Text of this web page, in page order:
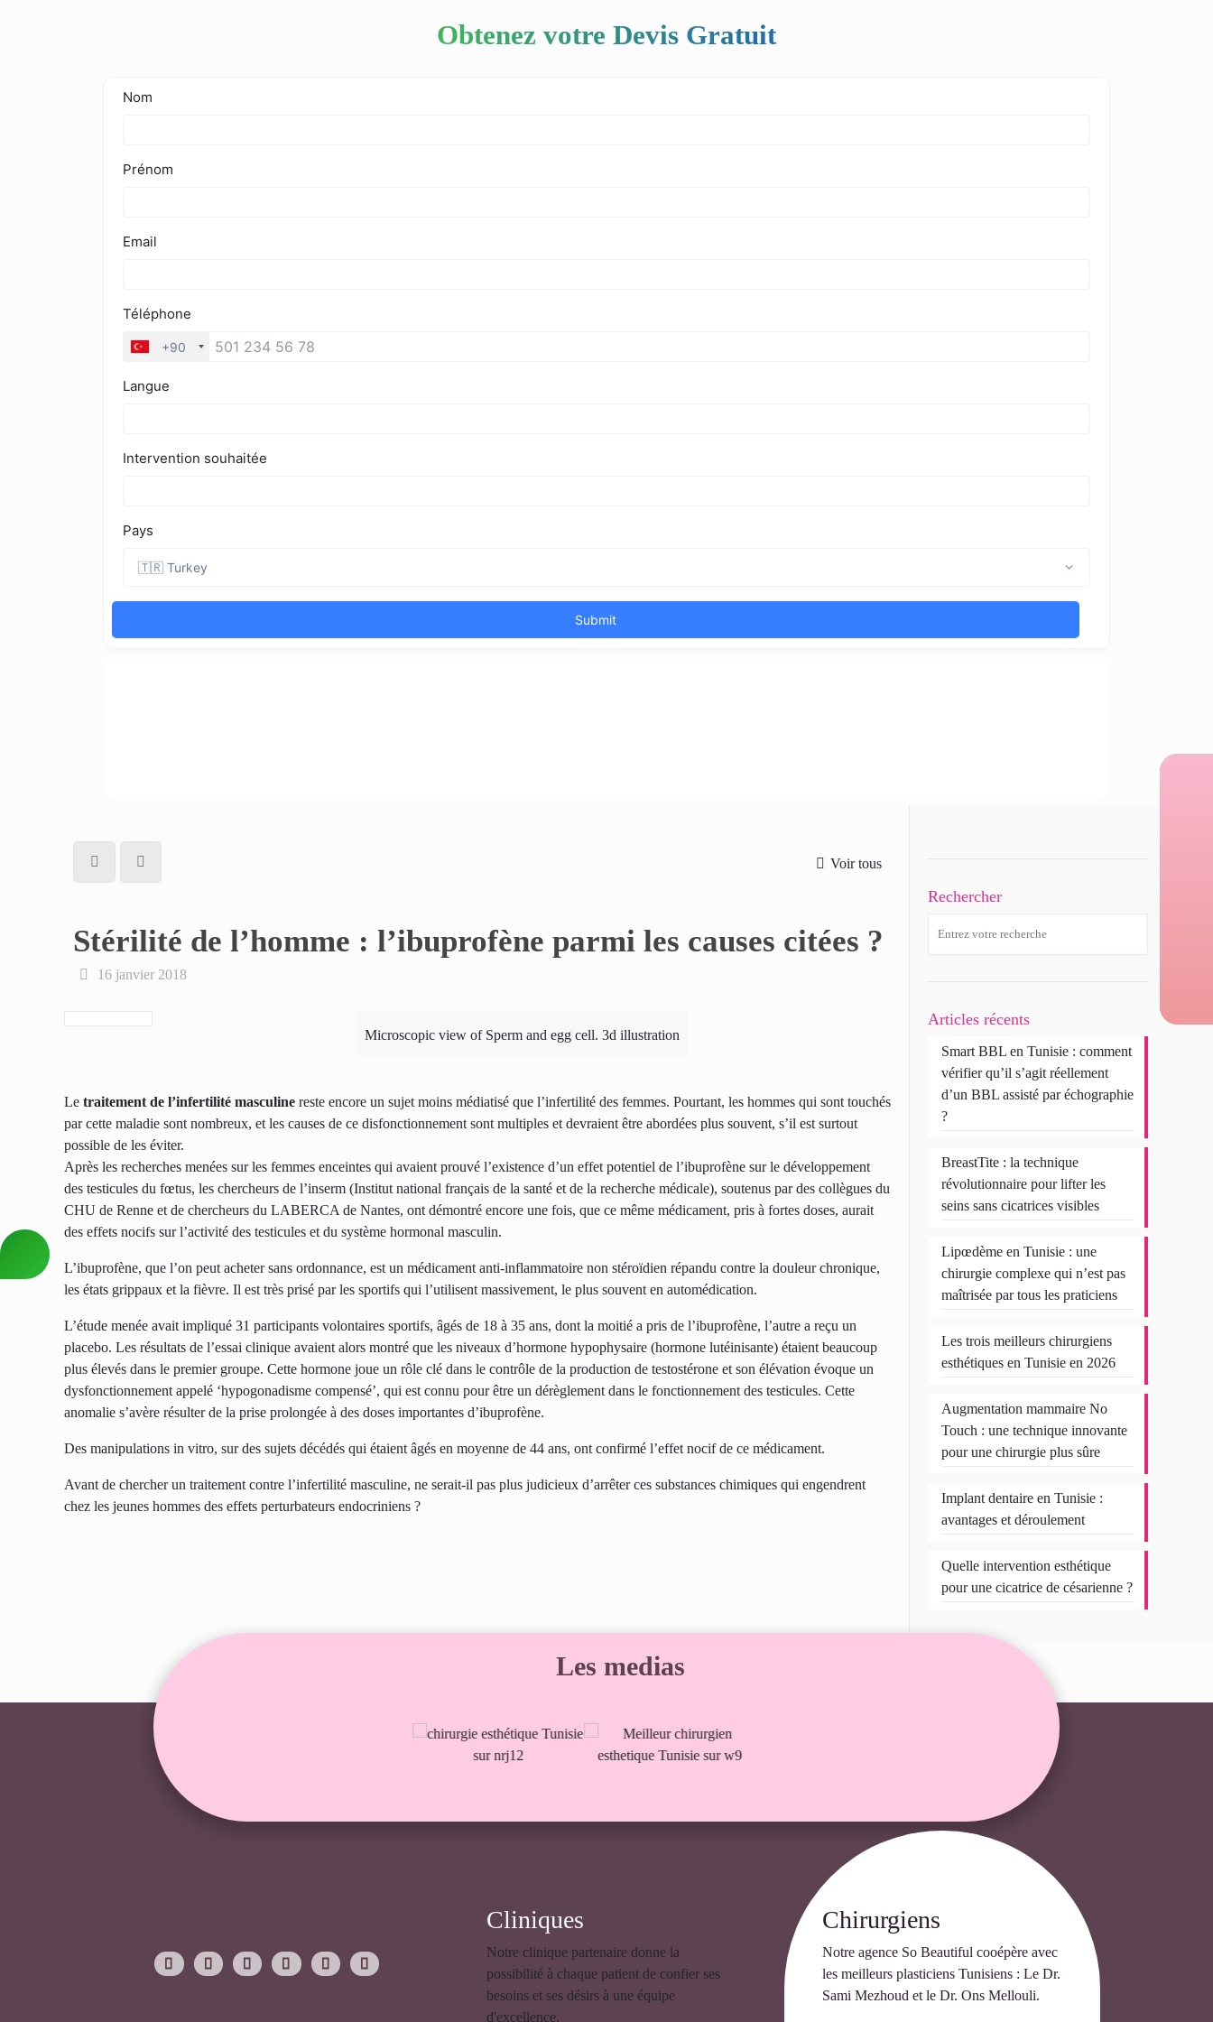
Obtenez votre Devis Gratuit
Voir tous
Stérilité de l’homme : l’ibuprofène parmi les causes citées ?
16 janvier 2018
Microscopic view of Sperm and egg cell. 3d illustration
Letraitement de l’infertilité masculine reste encore un sujet moins médiatisé que l’infertilité des femmes. Pourtant, les hommes qui sont touchés
par cette maladie sont nombreux, et les causes de ce disfonctionnement sont multiples et devraient être abordées plus souvent, s’il est surtout
possible de les éviter.
Après les recherches menées sur les femmes enceintes qui avaient prouvé l’existence d’un effet potentiel de l’ibuprofène sur le développement
des testicules du fœtus, les chercheurs de l’inserm (Institut national français de la santé et de la recherche médicale), soutenus par des collègues du
CHU de Renne et de chercheurs du LABERCA de Nantes, ont démontré encore une fois, que ce même médicament, pris à fortes doses, aurait
des effets nocifs sur l’activité des testicules et du système hormonal masculin.
L’ibuprofène, que l’on peut acheter sans ordonnance, est un médicament anti-inflammatoire non stéroïdien répandu contre la douleur chronique,
les états grippaux et la fièvre. Il est très prisé par les sportifs qui l’utilisent massivement, le plus souvent en automédication.
L’étude menée avait impliqué 31 participants volontaires sportifs, âgés de 18 à 35 ans, dont la moitié a pris de l’ibuprofène, l’autre a reçu un
placebo. Les résultats de l’essai clinique avaient alors montré que les niveaux d’hormone hypophysaire (hormone lutéinisante) étaient beaucoup
plus élevés dans le premier groupe. Cette hormone joue un rôle clé dans le contrôle de la production de testostérone et son élévation évoque un
dysfonctionnement appelé ‘hypogonadisme compensé’, qui est connu pour être un dérèglement dans le fonctionnement des testicules. Cette
anomalie s’avère résulter de la prise prolongée à des doses importantes d’ibuprofène.
Des manipulations in vitro, sur des sujets décédés qui étaient âgés en moyenne de 44 ans, ont confirmé l’effet nocif de ce médicament.
Avant de chercherun traitement contre l’infertilité masculine, ne serait-il pas plus judicieux d’arrêter ces substances chimiques qui engendrent
chez les jeunes hommes des effets perturbateurs endocriniens ?
Rechercher
Articles récents
Smart BBL en Tunisie : comment
vérifier qu’il s’agit réellement
d’un BBL assisté par échographie
?
BreastTite : la technique
révolutionnaire pour lifter les
seins sans cicatrices visibles
Lipœdème en Tunisie : une
chirurgie complexe qui n’est pas
maîtrisée par tous les praticiens
Les trois meilleurs chirurgiens
esthétiques en Tunisie en 2026
Augmentation mammaire No
Touch : une technique innovante
pour une chirurgie plus sûre
Implant dentaire en Tunisie :
avantages et déroulement
Quelle intervention esthétique
pour une cicatrice de césarienne ?
Les medias
Cliniques
Notre clinique partenaire donne la
possibilité à chaque patient de confier ses
besoins et ses désirs à une équipe
d'excellence.
Chirurgiens
Notre agence So Beautiful cooépère avec
les meilleurs plasticiens Tunisiens : Le Dr.
Sami Mezhoud et le Dr. Ons Mellouli.